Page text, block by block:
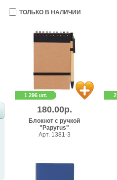
ТОЛЬКО В НАЛИЧИИ
1 296 шт.
180.00р.
Блокнот с ручкой
"Papyrus"
Арт. 1381-3